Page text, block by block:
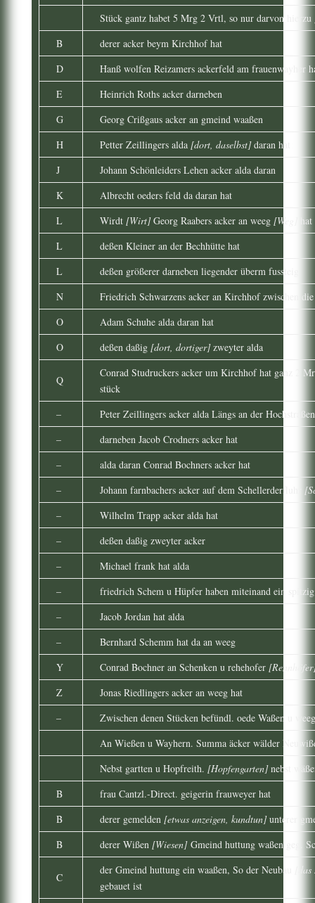
Stück gantz habet 5 Mrg 2 Vrtl, so nur darvon hierzu
B
derer acker beym Kirchhof hat
D
Hanß wolfen Reizamers ackerfeld am frauenwayher
E
Heinrich Roths acker darneben
G
Georg Crißgaus acker an gmeind waaßen
H
Petter Zeillingers alda [dort, daselbst]daran hat
J
Johann Schönleiders Lehen acker alda daran
K
Albrecht oeders feld da daran hat
L
Wirdt [Wirt]Georg Raabers acker an weeg [Weg]
hat
L
deßen Kleiner an der Bechhütte hat
L
deßen größerer darneben liegender überm fussteig
N
Friedrich Schwarzens acker an Kirchhof zwischen
O
Adam Schuhe alda daran hat
O
deßen daßig [dort, dortiger]zweyter alda
Q
Conrad Studruckers acker um Kirchhof hat ganz 2
stück
–
Peter Zeillingers acker alda Längs an der
–
darneben Jacob Crodners acker hat
–
alda daran Conrad Bochners acker hat
–
Johann farnbachers acker auf dem Schellerderfluhr
–
Wilhelm Trapp acker alda hat
–
deßen daßig zweyter acker
–
Michael frank hat alda
–
friedrich Schem u Hüpfer haben miteinand ein
–
Jacob Jordan hat alda
–
Bernhard Schemm hat da an weeg
Y
Conrad Bochner an Schenken u rehehofer
Z
Jonas Riedlingers acker an weeg hat
–
Zwischen denen Stücken befündl. oede Waßen u
An Wießen u Wayhern. Summa äcker wälder
Nebst gartten u Hopfreith. [Hopfengarten]nebst
B
frau Cantzl.-Direct. geigerin frauweyer hat
B
derer gemelden[etwas anzeigen, kundtun]unterer
B
derer Wißen [Wiesen]Gmeind huttung waßen geg.
C
der Gmeind huttung ein waaßen, So der Neubau
gebauet ist